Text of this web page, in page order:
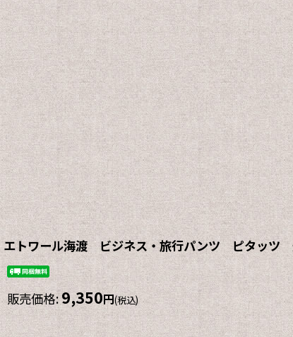
エトワール海渡 ビジネス・旅行パンツ ピタッ
販売価格: 9,350円(税込)